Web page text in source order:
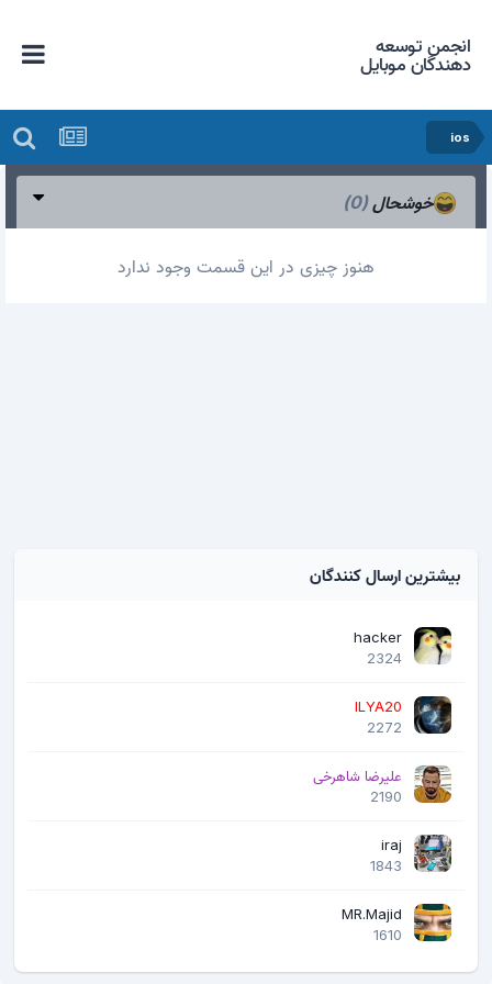
انجمن توسعه
دهندگان موبایل
ios
خوشحال(0)
هنوز چیزی در این قسمت وجود ندارد
بیشترین ارسال کنندگان
hacker
2324
ILYA20
2272
علیرضا شاهرخی
2190
iraj
1843
MR.Majid
1610